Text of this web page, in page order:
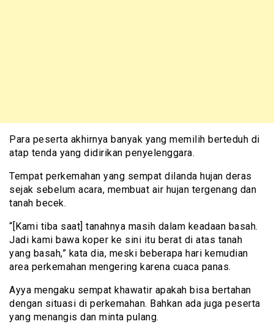
Para peserta akhirnya banyak yang memilih berteduh di
atap tenda yang didirikan penyelenggara.
Tempat perkemahan yang sempat dilanda hujan deras
sejak sebelum acara, membuat air hujan tergenang dan
tanah becek.
“[Kami tiba saat] tanahnya masih dalam keadaan basah.
Jadi kami bawa koper ke sini itu berat di atas tanah
yang basah,” kata dia, meski beberapa hari kemudian
area perkemahan mengering karena cuaca panas.
Ayya mengaku sempat khawatir apakah bisa bertahan
dengan situasi di perkemahan. Bahkan ada juga peserta
yang menangis dan minta pulang.